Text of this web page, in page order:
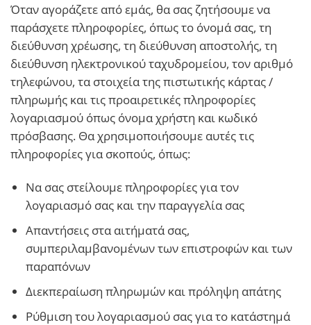
Όταν αγοράζετε από εμάς, θα σας ζητήσουμε να
παράσχετε πληροφορίες, όπως το όνομά σας, τη
διεύθυνση χρέωσης, τη διεύθυνση αποστολής, τη
διεύθυνση ηλεκτρονικού ταχυδρομείου, τον αριθμό
τηλεφώνου, τα στοιχεία της πιστωτικής κάρτας /
πληρωμής και τις προαιρετικές πληροφορίες
λογαριασμού όπως όνομα χρήστη και κωδικό
πρόσβασης. Θα χρησιμοποιήσουμε αυτές τις
πληροφορίες για σκοπούς, όπως:
Να σας στείλουμε πληροφορίες για τον
λογαριασμό σας και την παραγγελία σας
Απαντήσεις στα αιτήματά σας,
συμπεριλαμβανομένων των επιστροφών και των
παραπόνων
Διεκπεραίωση πληρωμών και πρόληψη απάτης
Ρύθμιση του λογαριασμού σας για το κατάστημά